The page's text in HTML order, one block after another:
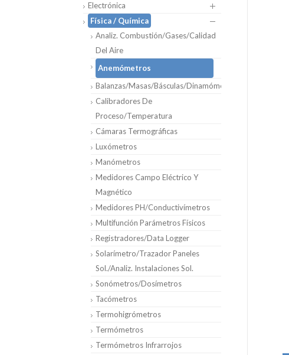
Electrónica
Física / Química
Analiz. Combustión/Gases/Calidad
Del Aire
Anemómetros
Balanzas/Masas/Básculas/Dinamómetros
Calibradores De
Proceso/Temperatura
Cámaras Termográficas
Luxómetros
Manómetros
Medidores Campo Eléctrico Y
Magnético
Medidores PH/Conductivímetros
Multifunción Parámetros Físicos
Registradores/Data Logger
Solarímetro/Trazador Paneles
Sol./Analiz. Instalaciones Sol.
Sonómetros/Dosímetros
Tacómetros
Termohigrómetros
Termómetros
Termómetros Infrarrojos